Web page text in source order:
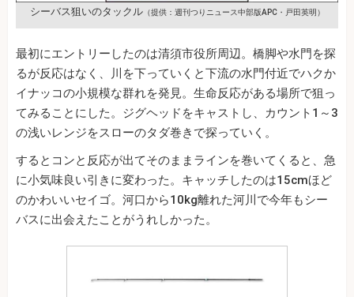
シーバス狙いのタックル（提供：週刊つりニュース中部版APC・戸田英明）
最初にエントリーしたのは清須市役所周辺。橋脚や水門を探
るが反応はなく、川を下っていくと下流の水門付近でハクか
イナッコの小規模な群れを発見。生命反応がある場所で狙っ
てみることにした。ジグヘッドをキャストし、カウント1～3
の浅いレンジをスローのタダ巻きで探っていく。
するとコンと反応が出てそのままラインを巻いてくると、急
に小気味良い引きに変わった。キャッチしたのは15cmほど
のかわいいセイゴ。河口から10kg離れた河川で今年もシー
バスに出会えたことがうれしかった。